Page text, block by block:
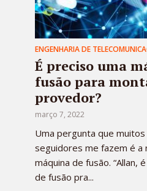
ENGENHARIA DE
É preciso uma
fusão para
provedor?
março 7, 2022
Uma pergunta que
seguidores me fazem é a
máquina de fusão. “Allan,
de fusão pra...